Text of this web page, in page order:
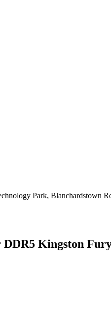
Park, Blanchardstown
Kingston